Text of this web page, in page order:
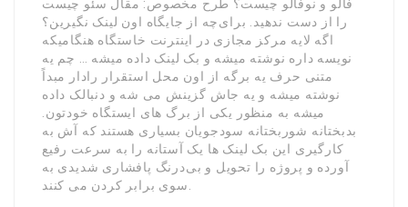
فالو و نوفالو چیست؟ طرح مخصوص: مقال سئو چیست
را از دست ندهید. برای‌چه از جایگاه اون لینک نگیرین؟
اگه لایه مرکز مجازی در اینترنت خاستگاه هنگامیکه
نویسه داره نوشته میشه و بک لینک داده میشه … چم یه
متنی حرف یه برگه از اون محل استقرار رادار مبداً
نوشته میشه و یه جاش گزینش می شه و دنبالک داده
میشه به منظور یکی از برگ های ایستگاه خودتون.
بدبختانه شوربختانه سودجویان بسیاری هستند که آش به
کارگیری این بک لینک ها یک آستانه را به سرعت رفیع
آورده و پروژه را تحویل و بی‌درنگ پافشاری شدیدی به